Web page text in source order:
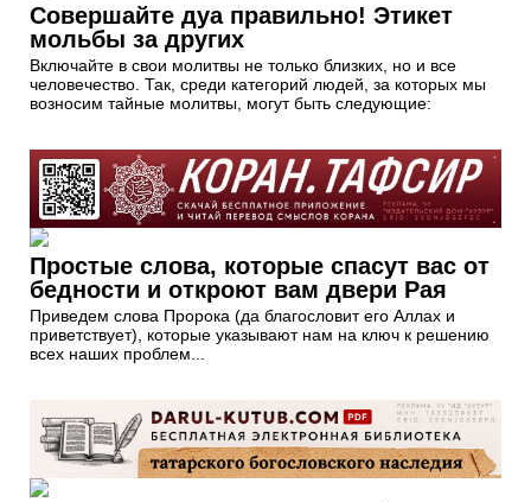
Совершайте дуа правильно! Этикет
мольбы за других
Включайте в свои молитвы не только близких, но и все
человечество. Так, среди категорий людей, за которых мы
возносим тайные молитвы, могут быть следующие:
Простые слова, которые спасут вас от
бедности и откроют вам двери Рая
Приведем слова Пророка (да благословит его Аллах и
приветствует), которые указывают нам на ключ к решению
всех наших проблем...